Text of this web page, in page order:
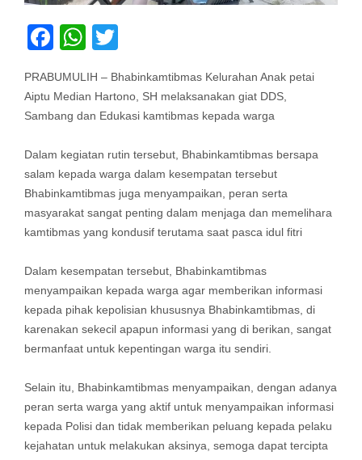
Facebook
WhatsApp
PRABUMULIH – Bhabinkamtibmas Kelurahan Anak petai
Aiptu Median Hartono, SH melaksanakan giat DDS,
Sambang dan Edukasi kamtibmas kepada warga
Dalam kegiatan rutin tersebut, Bhabinkamtibmas bersapa
salam kepada warga dalam kesempatan tersebut
Bhabinkamtibmas juga menyampaikan, peran serta
masyarakat sangat penting dalam menjaga dan memelihara
kamtibmas yang kondusif terutama saat pasca idul fitri
Dalam kesempatan tersebut, Bhabinkamtibmas
menyampaikan kepada warga agar memberikan informasi
kepada pihak kepolisian khususnya Bhabinkamtibmas, di
karenakan sekecil apapun informasi yang di berikan, sangat
bermanfaat untuk kepentingan warga itu sendiri.
Selain itu, Bhabinkamtibmas menyampaikan, dengan adanya
peran serta warga yang aktif untuk menyampaikan informasi
kepada Polisi dan tidak memberikan peluang kepada pelaku
kejahatan untuk melakukan aksinya, semoga dapat tercipta